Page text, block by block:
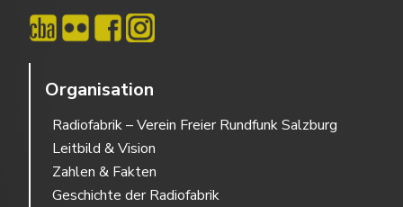
Organisation
Radiofabrik – Verein Freier Rundfunk Salzburg
Leitbild & Vision
Zahlen & Fakten
Geschichte der Radiofabrik